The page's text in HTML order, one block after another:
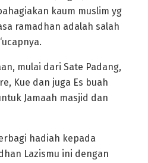
kaum muslim yg
ramadhan adalah salah
mulai dari Sate Padang,
Kue dan juga Es buah
Jamaah masjid dan
hadiah kepada
Lazismu ini dengan